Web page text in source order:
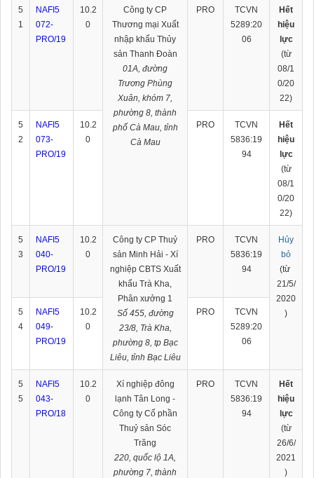
5
1
NAFI5
072-
PRO/19
10.2
0
Công ty CP
Thương mại Xuất
nhập khẩu Thủy
sản Thanh Đoàn
01A, đường
Trương Phùng
Xuân, khóm 7,
phường 8, thành
phố Cà Mau, tỉnh
Cà Mau
PRO
TCVN
5289:20
06
Hết
hiệu
lực
(từ
08/1
0/20
22)
5
2
NAFI5
073-
PRO/19
10.2
0
PRO
TCVN
5836:19
94
Hết
hiệu
lực
(từ
08/1
0/20
22)
5
3
NAFI5
040-
PRO/19
10.2
0
Công ty CP Thuỷ
sản Minh Hải - Xí
nghiệp CBTS Xuất
khẩu Trà Kha,
Phân xưởng 1
Số 455, đường
23/8, Trà Kha,
phường 8, tp Bạc
Liêu, tỉnh Bạc Liêu
PRO
TCVN
5836:19
94
Hủy
bỏ
(từ
21/5/
2020
)
5
4
NAFI5
049-
PRO/19
10.2
0
PRO
TCVN
5289:20
06
5
5
NAFI5
043-
PRO/18
10.2
0
Xí nghiệp đông
lạnh Tân Long -
Công ty Cổ phần
Thuỷ sản Sóc
Trăng
220, quốc lộ 1A,
phường 7, thành
PRO
TCVN
5836:19
94
Hết
hiệu
lực
(từ
26/6/
2021
)